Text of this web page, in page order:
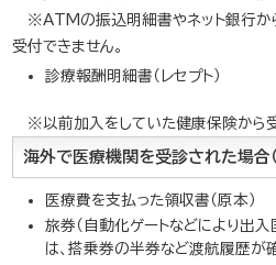
※ATMの振込明細書やネット銀行か
受付できません。
診療報酬明細書（レセプト）
※以前加入をしていた健康保険から受
海外で医療機関を受診された場合
医療費を支払った領収書（原本）
旅券（自動化ゲートなどにより出
は、搭乗券の半券など渡航履歴が